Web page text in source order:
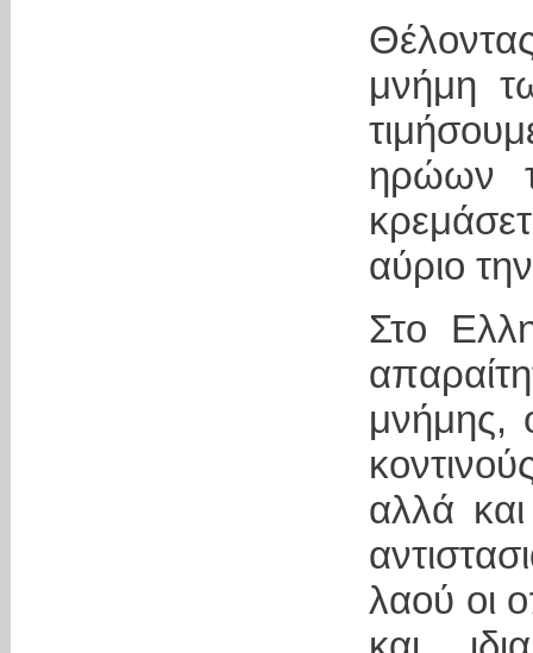
μνήμη
ηρώων
αύριο
Στο
μνήμης,
αλλά και
λαού οι